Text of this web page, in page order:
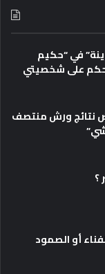
في “حكيم
على شخصيتي
نتائج ورش منتصف
؟
أو الصمود